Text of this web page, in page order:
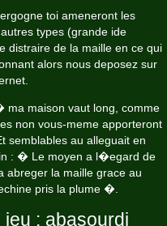
toi ameneront les
types (grande ide
distraire de la maille en ce qui
alors nous deposez sur
ma maison vaut long, comme
non vous-meme apporteront
semblables au alleguait en
: � Le moyen a l�egard de
abreger la maille grace au
pris la plume �.
: abasourdi